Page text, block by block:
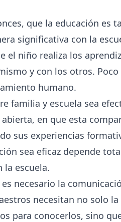
que la educación es
significativa con la
el niño realiza los
y con los otros.
humano.
familia y escuela sea
en que esta
sus experiencias
sea eficaz depende
la escuela.
necesario la
necesitan no solo
para conocerlos, sino